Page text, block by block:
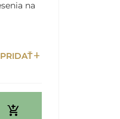
na
PRIDAŤadd
add_shopping_cart